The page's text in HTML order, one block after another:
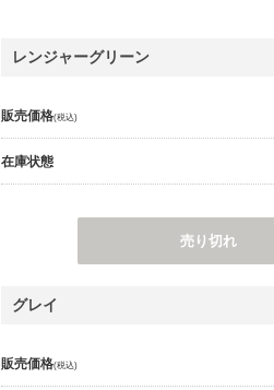
レンジャーグリーン
販売価格(税込)
在庫状態
売り切れ
グレイ
販売価格(税込)